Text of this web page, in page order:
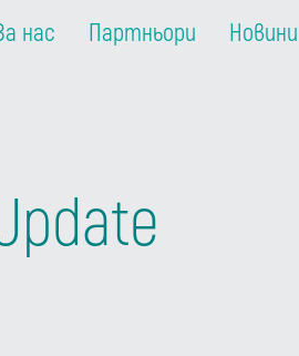
нас Партньори
Новини